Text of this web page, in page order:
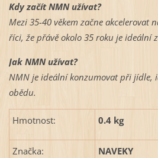
Kdy začít NMN užívat?
Mezi 35-40 věkem začne akcelerovat
říci, že přávě okolo 35 roku je ideální
Jak NMN užívat?
NMN je ideální konzumovat při jídle,
obědu.
Hmotnost: 0.4 kg
Značka: NAVEKY